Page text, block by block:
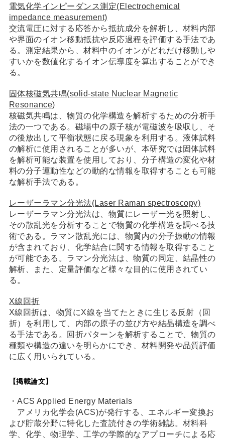
電気化学インピーダンス測定(Electrochemical
impedance measurement)
交流電圧に対する応答から抵抗成分を解析し、材料内部
や界面のイオン移動抵抗や反応過程を評価する手法であ
る。測定結果から、材料中のイオンがどれだけ移動しや
すいかを数値化するイオン伝導度を算出することができ
る。
固体核磁気共鳴(solid-state Nuclear Magnetic
Resonance)
核磁気共鳴は、物質の化学構造を解析するための分析手
法の一つである。磁場中の原子核が電磁波を吸収し、そ
の後放出して平衡状態に戻る現象を利用する。液体試料
の解析に使用されることが多いが、本研究では固体試料
を解析可能な装置を使用しており、分子構造の変化や材
料の分子運動性などの動的な情報を取得することも可能
な解析手法である。
レーザーラマン分光法(Laser Raman spectroscopy)
レーザーラマン分光法は、物質にレーザー光を照射し、
その散乱光を分析することで物質の化学構造を調べる技
術である。ラマン散乱光には、物質内の分子振動の情報
が含まれており、化学結合に関する情報を取得すること
が可能である。ラマン分光法は、物質の同定、結晶性の
解析、また、定量評価など様々な目的に使用されてい
る。
X線回折
X線回折は、物質にX線を当てたときに生じる反射（回
折）を利用して、内部の原子の並び方や結晶構造を調べ
る手法である。回折パターンを解析することで、物質の
種類や構造の違いを明らかにでき、材料開発や品質評価
に広く用いられている。
【掲載論文】
・ACS Applied Energy Materials
アメリカ化学会(ACS)が発行する、エネルギー変換お
よび貯蔵分野に特化した査読付きの学術雑誌。材料科
学、化学、物理学、工学の学際的なアプローチによる応